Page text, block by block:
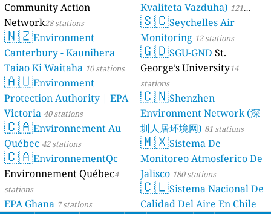
Community Action
Network28 stations
🇳🇿Environment
Canterbury - Kaunihera
Taiao Ki Waitaha 10 stations
🇦🇺Environment
Protection Authority | EPA
Victoria 40 stations
🇨🇦Environnement Au
Québec 42 stations
🇨🇦EnvironnementQc
Environnement Québec4
stations
EPA Ghana 7 stations
Kvaliteta Vazduha) 121
stations
🇸🇨Seychelles Air
Monitoring 12 stations
🇬🇩SGU-GND St.
George’s University14
stations
🇨🇳Shenzhen
Environment Network (深
圳人居环境网) 81 stations
🇲🇽Sistema De
Monitoreo Atmosferico De
Jalisco 180 stations
🇨🇱Sistema Nacional De
Calidad Del Aire En Chile